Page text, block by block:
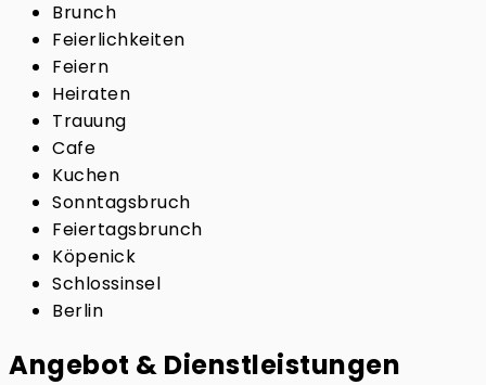
Brunch
Feierlichkeiten
Feiern
Heiraten
Trauung
Cafe
Kuchen
Sonntagsbruch
Feiertagsbrunch
Köpenick
Schlossinsel
Berlin
Angebot & Dienstleistungen